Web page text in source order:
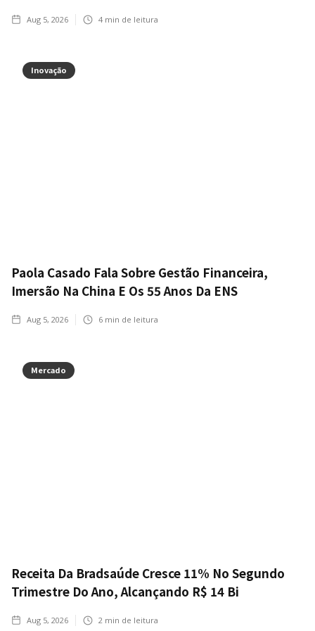
Aug 5, 2026 4 min de leitura
Inovação
Paola Casado Fala Sobre Gestão Financeira,
Imersão Na China E Os 55 Anos Da ENS
Aug 5, 2026 6 min de leitura
Mercado
Receita Da Bradsaúde Cresce 11% No Segundo
Trimestre Do Ano, Alcançando R$ 14 Bi
Aug 5, 2026 2 min de leitura